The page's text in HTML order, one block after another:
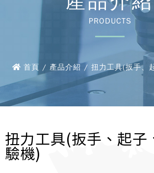
PRODUCTS
首頁 / 產品介紹 / 扭力工具(扳手、
扭力工具(扳手、起子
驗機)